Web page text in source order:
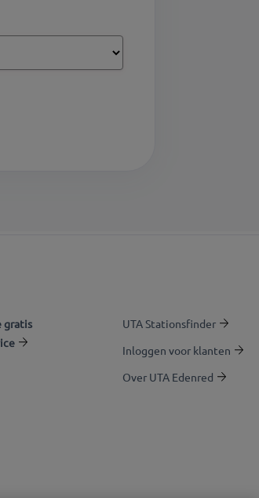
gratis
UTA Stationsfinder
Inloggen voor klanten
Over UTA Edenred